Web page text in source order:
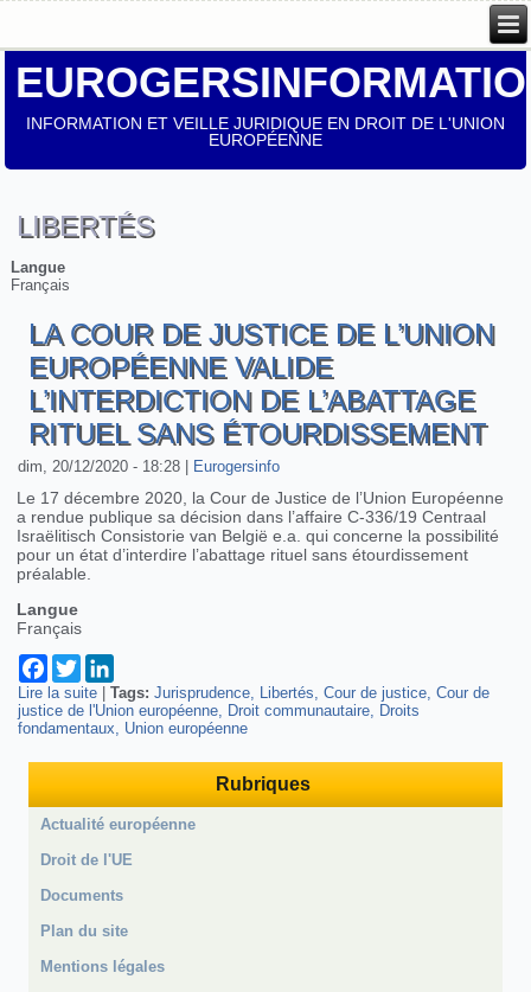
INFORMATION ET VEILLE JURIDIQUE EN DROIT DE L'UNION
EUROPÉENNE
LIBERTÉS
Langue
Français
LA COUR DE JUSTICE DE L’UNION
EUROPÉENNE VALIDE
L’INTERDICTION DE L’ABATTAGE
RITUEL SANS ÉTOURDISSEMENT
dim, 20/12/2020 - 18:28 Eurogersinfo
Le 17 décembre 2020, la Cour de Justice de l’Union Européenne
a rendue publique sa décision dans l’affaire C-336/19 Centraal
Israëlitisch Consistorie van België e.a. qui concerne la possibilité
pour un état d’interdire l’abattage rituel sans étourdissement
préalable.
Langue
Français
Facebook
Twitter
Lire la suite de La Cour de Justice de l’Union Européenne valide
l’interdiction de l’abattage rituel sans étourdissement
|Tags:Jurisprudence Libertés Cour de justice Cour de
justice de l'Union européenne
Droit communautaire
Droits
fondamentaux
Union européenne
Rubriques
Actualité européenne
Droit de l'UE
Documents
Plan du site
Mentions légales